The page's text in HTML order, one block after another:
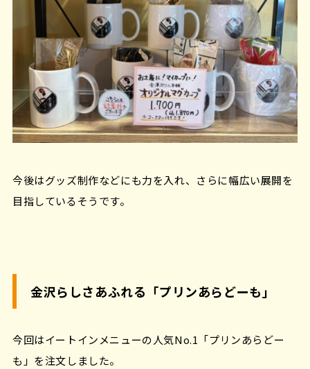
今後はグッズ制作などにも力を入れ、さらに幅広い展開を
目指しているそうです。
金沢らしさあふれる「プリンあらどーも」
今回はイートインメニューの人気No.1「プリンあらどー
も」を注文しました。